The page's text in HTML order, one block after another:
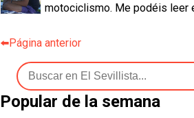
motociclismo. Me podéis leer
⬅️Página anterior
Popular de la semana